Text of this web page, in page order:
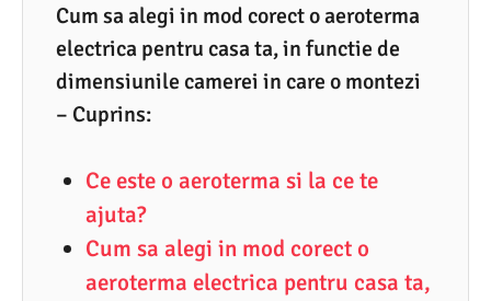
Cum sa alegi in mod corect o aeroterma
electrica pentru casa ta, in functie de
dimensiunile camerei in care o montezi
– Cuprins:
Ce este o aeroterma si la ce te
ajuta?
Cum sa alegi in mod corect o
aeroterma electrica pentru casa ta,